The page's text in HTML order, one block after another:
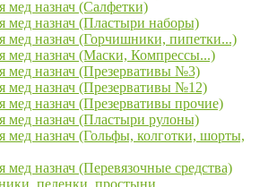
мед назнач (Салфетки)
мед назнач (Пластыри наборы)
мед назнач (Горчишники, пипетки...)
мед назнач (Маски, Компрессы...)
мед назнач (Презервативы №3)
мед назнач (Презервативы №12)
мед назнач (Презервативы прочие)
мед назнач (Пластыри рулоны)
мед назнач (Гольфы, колготки, шорты,
мед назнач (Перевязочные средства)